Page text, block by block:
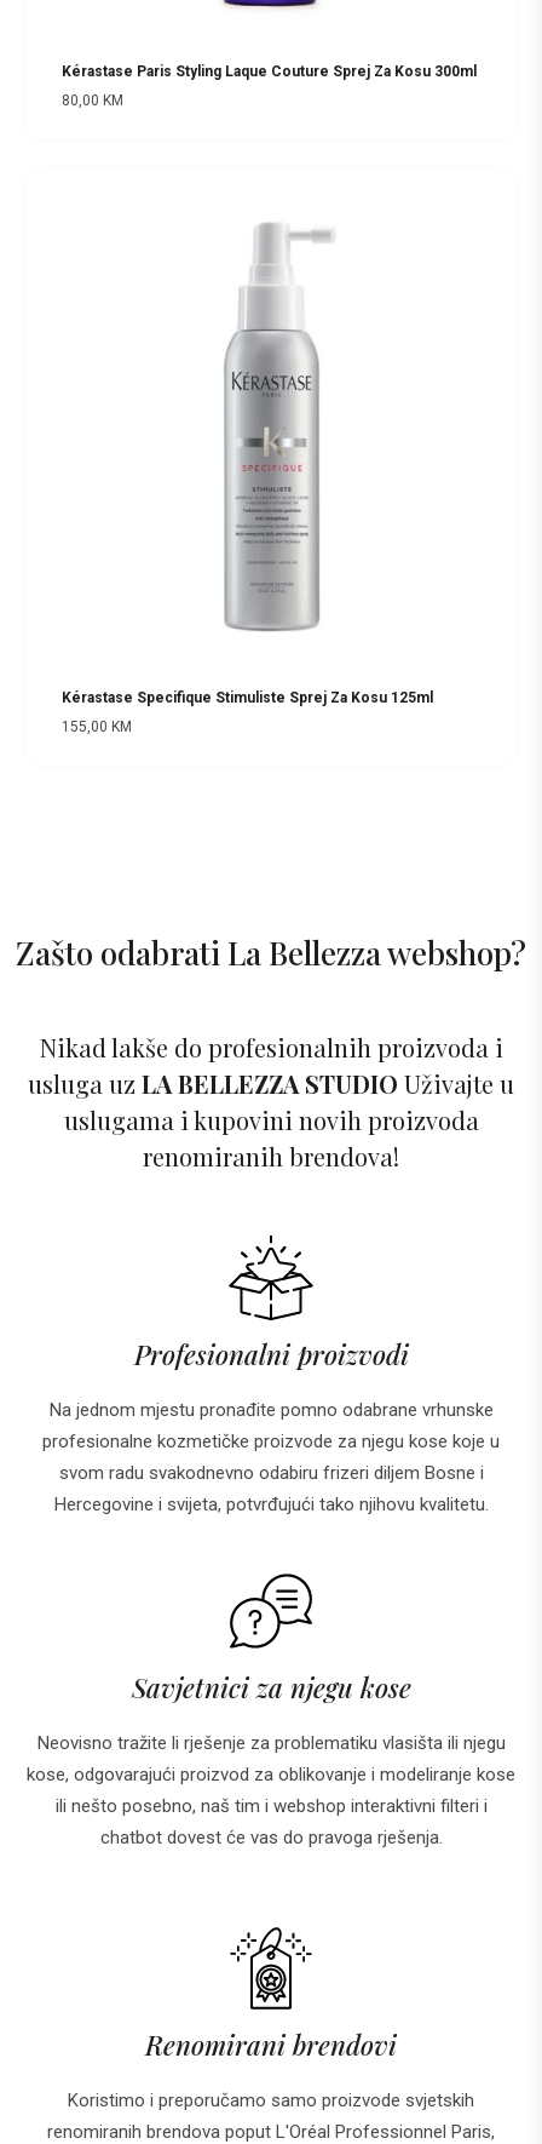
Kérastase Paris Styling Laque Couture Sprej Za Kosu 300ml
80,00 KM
Kérastase Specifique Stimuliste Sprej Za Kosu 125ml
155,00 KM
Zašto odabrati La Bellezza webshop?
Nikad lakše do profesionalnih proizvoda i
usluga uz LA BELLEZZA STUDIO Uživajte u
uslugama i kupovini novih proizvoda
renomiranih brendova!
Profesionalni proizvodi
Na jednom mjestu pronađite pomno odabrane vrhunske
profesionalne kozmetičke proizvode za njegu kose koje u
svom radu svakodnevno odabiru frizeri diljem Bosne i
Hercegovine i svijeta, potvrđujući tako njihovu kvalitetu.
Savjetnici za njegu kose
Neovisno tražite li rješenje za problematiku vlasišta ili njegu
kose, odgovarajući proizvod za oblikovanje i modeliranje kose
ili nešto posebno, naš tim i webshop interaktivni filteri i
chatbot dovest će vas do pravoga rješenja.
Renomirani brendovi
Koristimo i preporučamo samo proizvode svjetskih
renomiranih brendova poput L'Oréal Professionnel Paris,